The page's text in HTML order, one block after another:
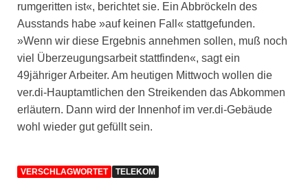
rumgeritten ist«, berichtet sie. Ein Abbröckeln des
Ausstands habe »auf keinen Fall« stattgefunden.
»Wenn wir diese Ergebnis annehmen sollen, muß noch
viel Überzeugungsarbeit stattfinden«, sagt ein
49jähriger Arbeiter. Am heutigen Mittwoch wollen die
ver.di-Hauptamtlichen den Streikenden das Abkommen
erläutern. Dann wird der Innenhof im ver.di-Gebäude
wohl wieder gut gefüllt sein.
VERSCHLAGWORTET TELEKOM